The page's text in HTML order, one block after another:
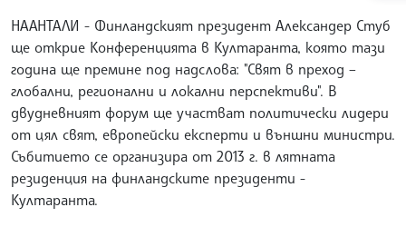
НААНТАЛИ - Финландският президент Александер Стуб
ще открие Конференцията в Култаранта, която тази
година ще премине под надслова: "Свят в преход –
глобални, регионални и локални перспективи". В
двудневният форум ще участват политически лидери
от цял свят, европейски експерти и външни министри.
Събитието се организира от 2013 г. в лятната
резиденция на финландските президенти -
Култаранта.